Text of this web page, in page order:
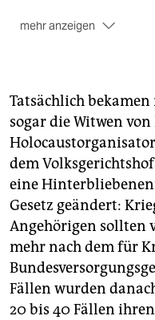
mehr anzeigen
Zwangsarbeit
ermordeten
Sowjetunion hinter
Angehörige der
Nach einem Befehl
März 1943 alle noch
lebenden Sinti und
verschleppt und in
mindestens 17.000
sind bis zu 500.000
der Nazis in Europa
Tatsächlich
sogar die Witwen
dem
eine
Gesetz geändert:
Angehörigen sollten
mehr nach dem für
Fällen wurden
20 bis 40 Fällen